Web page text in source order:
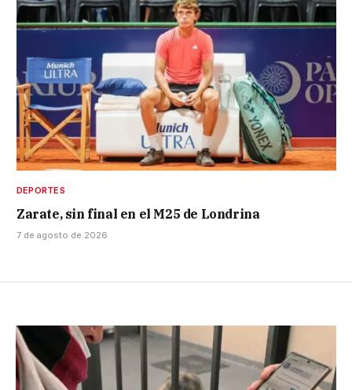
DEPORTES
Zarate, sin final en el M25 de Londrina
7 de agosto de 2026